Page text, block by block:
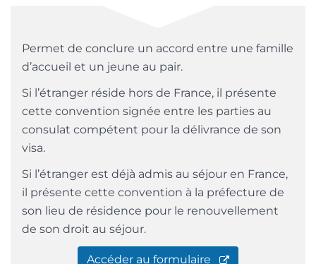
Permet de conclure un accord entre une famille
d’accueil et un jeune au pair.
Si l’étranger réside hors de France, il présente
cette convention signée entre les parties au
consulat compétent pour la délivrance de son
visa.
Si l’étranger est déjà admis au séjour en France,
il présente cette convention à la préfecture de
son lieu de résidence pour le renouvellement
de son droit au séjour.
Accéder au formulaire